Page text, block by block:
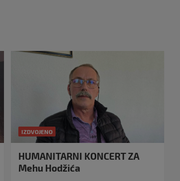
IZDVOJENO
HUMANITARNI KONCERT ZA
Mehu Hodžića